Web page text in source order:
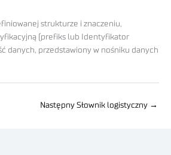
strukturze i znaczeniu,
(prefiks lub Identyfikator
danych, przedstawiony w nośniku danych
Następny Słownik logistyczny →